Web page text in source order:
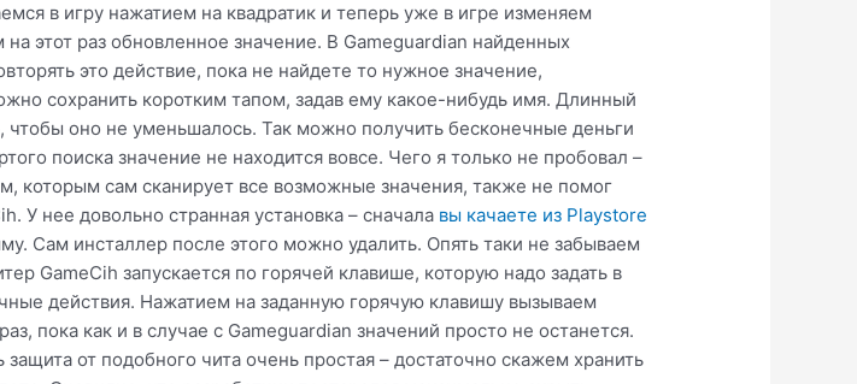
в игру нажатием на квадратик и теперь уже в игре изменяем
этот раз обновленное значение. В Gameguardian найденных
это действие, пока не найдете то нужное значение,
сохранить коротким тапом, задав ему какое-нибудь имя. Длинный
чтобы оно не уменьшалось. Так можно получить бесконечные деньги
поиска значение не находится вовсе. Чего я только не пробовал –
которым сам сканирует все возможные значения, также не помог
У нее довольно странная установка – сначала вы качаете из Playstore
Сам инсталлер после этого можно удалить. Опять таки не забываем
GameCih запускается по горячей клавише, которую надо задать в
действия. Нажатием на заданную горячую клавишу вызываем
пока как и в случае с Gameguardian значений просто не останется.
от подобного чита очень простая – достаточно скажем хранить